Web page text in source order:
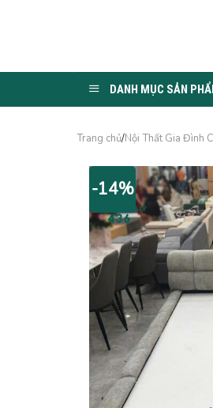
DANH MỤC SẢN
Trang chủ/Nội Thất Gia Đình
-14%